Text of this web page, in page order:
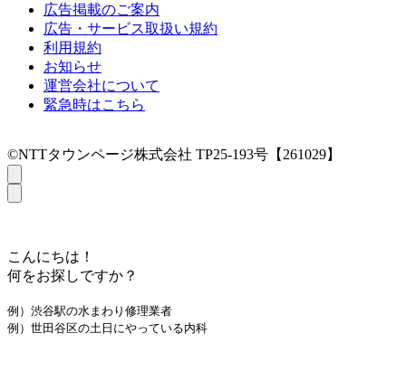
広告掲載のご案内
広告・サービス取扱い規約
利用規約
お知らせ
運営会社について
緊急時はこちら
©NTTタウンページ株式会社 TP25-193号【261029】
こんにちは！
何をお探しですか？
例）渋谷駅の水まわり修理業者
例）世田谷区の土日にやっている内科